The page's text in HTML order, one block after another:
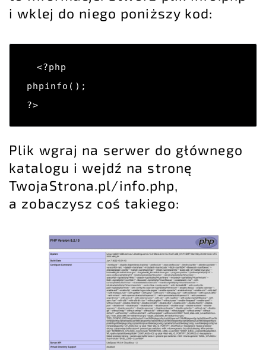
i wklej do niego poniższy kod:
<?php
phpinfo();
?>
Plik wgraj na serwer do głównego
katalogu i wejdź na stronę
TwojaStrona.pl/info.php,
a zobaczysz coś takiego: